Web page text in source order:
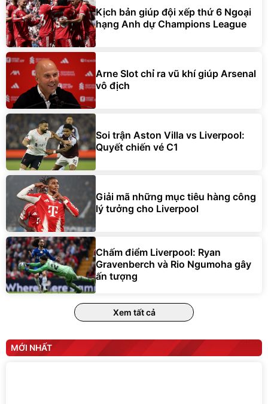
Kịch bản giúp đội xếp thứ 6 Ngoại
hạng Anh dự Champions League
Arne Slot chỉ ra vũ khí giúp Arsenal
vô địch
Soi trận Aston Villa vs Liverpool:
Quyết chiến vé C1
Giải mã những mục tiêu hàng công
lý tưởng cho Liverpool
Chấm điểm Liverpool: Ryan
Gravenberch và Rio Ngumoha gây
ấn tượng
Xem tất cả
MỚI NHẤT